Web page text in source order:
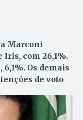
Marconi
Iris, com 26,1%.
Os demais
de voto